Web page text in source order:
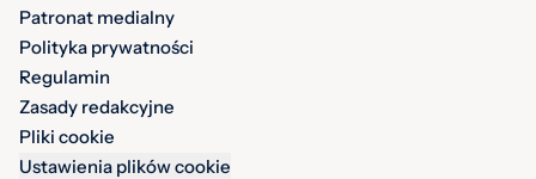
Patronat medialny
Polityka prywatności
Regulamin
Zasady redakcyjne
Pliki cookie
Ustawienia plików cookie